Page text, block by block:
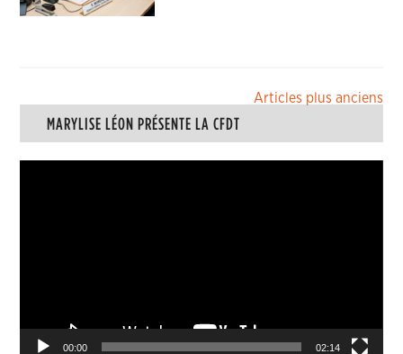
Navigation
des
articles
Articles plus anciens
MARYLISE LÉON PRÉSENTE LA CFDT
00:00 02:14